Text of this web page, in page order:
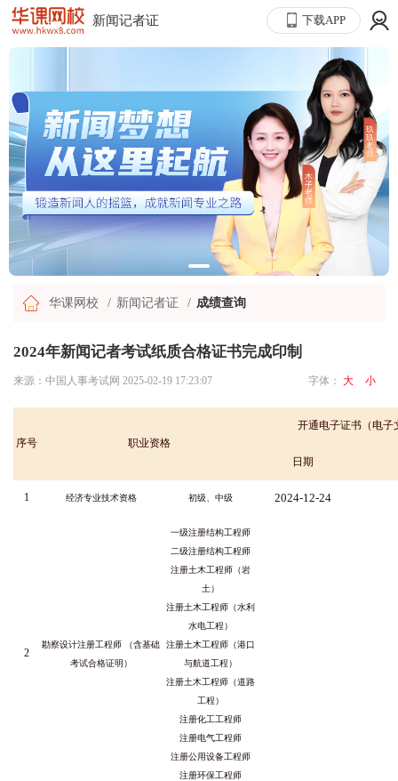
新闻记者证 下载APP
华课网校 新闻记者证 成绩查询
2024年新闻记者考试纸质合格证书完成印制
来源：中国人事考试网 2025-02-19 17:23:07 字体： 大 小
序号 职业资格
开通电子证书（电子
日期
1 经济专业技术资格 初级、中级 2024-12-24
2
勘察设计注册工程师 （含基础
考试合格证明）
一级注册结构工程师
二级注册结构工程师
注册土木工程师（岩
土）
注册土木工程师（水利
水电工程）
注册土木工程师（港口
与航道工程）
注册土木工程师（道路
工程）
注册化工工程师
注册电气工程师
注册公用设备工程师
注册环保工程师